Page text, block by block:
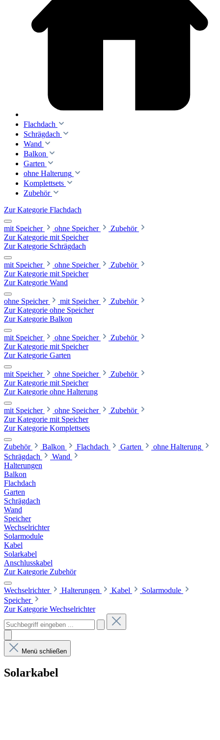
Flachdach
Schrägdach
Wand
Balkon
Garten
ohne Halterung
Komplettsets
Zubehör
Zur Kategorie Flachdach
mit Speicher ohne Speicher
Zubehör
Zur Kategorie mit Speicher
Zur Kategorie Schrägdach
mit Speicher ohne Speicher
Zubehör
Zur Kategorie mit Speicher
Zur Kategorie Wand
ohne Speicher mit Speicher
Zubehör
Zur Kategorie ohne Speicher
Zur Kategorie Balkon
mit Speicher ohne Speicher
Zubehör
Zur Kategorie mit Speicher
Zur Kategorie Garten
mit Speicher ohne Speicher
Zubehör
Zur Kategorie mit Speicher
Zur Kategorie ohne Halterung
mit Speicher ohne Speicher
Zubehör
Zur Kategorie mit Speicher
Zur Kategorie Komplettsets
Zubehör Balkon Flachdach Garten
ohne Halterung
Schrägdach
Wand
Halterungen
Balkon
Flachdach
Garten
Schrägdach
Wand
Speicher
Wechselrichter
Solarmodule
Kabel
Solarkabel
Anschlusskabel
Zur Kategorie Zubehör
Wechselrichter Halterungen Kabel
Solarmodule
Speicher
Zur Kategorie Wechselrichter
Menü schließen
Solarkabel